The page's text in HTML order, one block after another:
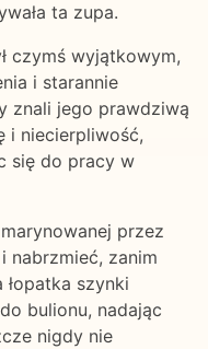
ta zupa.
czymś wyjątkowym,
i starannie
znali jego prawdziwą
i niecierpliwość,
się do pracy w
przez
nabrzmieć, zanim
łopatka szynki
bulionu, nadając
nigdy nie